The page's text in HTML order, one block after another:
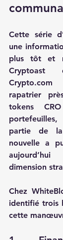
Cette série
une
plus tôt et
Crypto.com
rapatrier
tokens CRO
partie de
nouvelle a
dimension
Chez
identifié trois
cette